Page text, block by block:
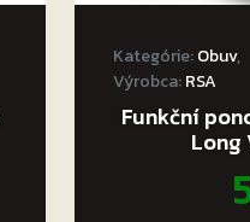
Kategórie:Obuv,
Výrobca:RSA
Funkční
Long